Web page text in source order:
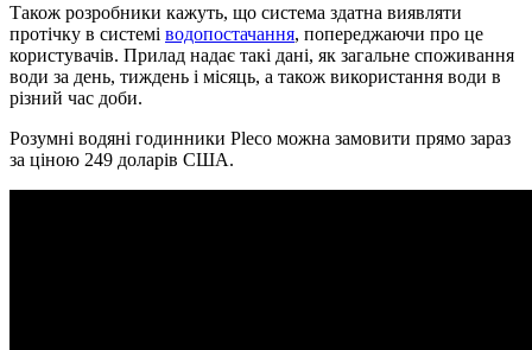
Також розробники кажуть, що система здатна виявляти
протічку в системі водопостачання, попереджаючи про це
користувачів. Прилад надає такі дані, як загальне споживання
води за день, тиждень і місяць, а також використання води в
різний час доби.
Розумні водяні годинники Pleco можна замовити прямо зараз
за ціною 249 доларів США.